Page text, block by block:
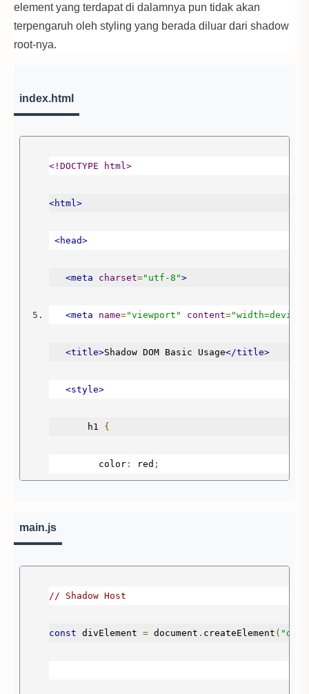
element yang terdapat di dalamnya pun tidak akan
terpengaruh oleh styling yang berada diluar dari shadow
root-nya.
index.html
<!DOCTYPE html>
<html>
<head>
<meta charset="utf-8">
<meta name="viewport" content=
<title>Shadow DOM Basic Usage</title>
<style>
h1 {
color : red ;
main.js
// Shadow Host
const divElement = document . createElement ( "div"